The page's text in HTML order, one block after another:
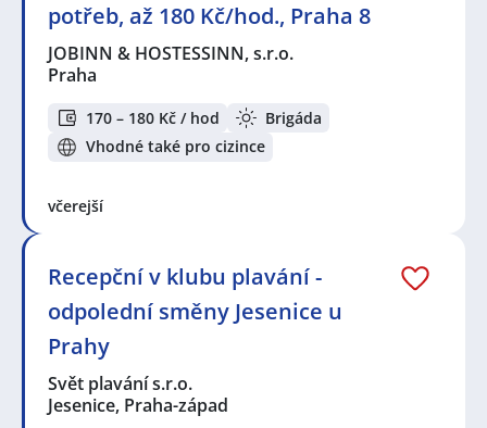
potřeb, až 180 Kč/hod., Praha 8
JOBINN & HOSTESSINN, s.r.o.
Praha
170 – 180 Kč / hod
Brigáda
Vhodné také pro cizince
včerejší
Recepční v klubu plavání -
odpolední směny Jesenice u
Prahy
Svět plavání s.r.o.
Jesenice, Praha-západ